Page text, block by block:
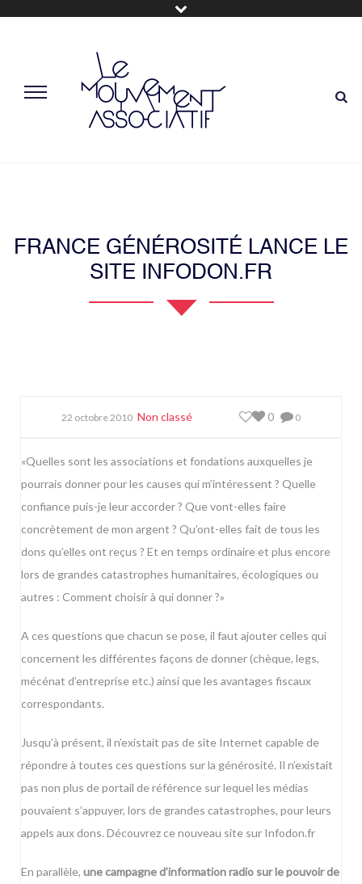
FRANCE GÉNÉROSITÉ LANCE LE
SITE INFODON.FR
22 octobre 2010 Non classé 0
0
«Quelles sont les associations et fondations auxquelles je
pourrais donner pour les causes qui m’intéressent ? Quelle
confiance puis-je leur accorder ? Que vont-elles faire
concrètement de mon argent ? Qu’ont-elles fait de tous les
dons qu’elles ont reçus ? Et en temps ordinaire et plus encore
lors de grandes catastrophes humanitaires, écologiques ou
autres : Comment choisir à qui donner ?»
A ces questions que chacun se pose, il faut ajouter celles qui
concernent les différentes façons de donner (chèque, legs,
mécénat d’entreprise etc.) ainsi que les avantages fiscaux
correspondants.
Jusqu’à présent, il n’existait pas de site Internet capable de
répondre à toutes ces questions sur la générosité. Il n’existait
pas non plus de portail de référence sur lequel les médias
pouvaient s’appuyer, lors de grandes catastrophes, pour leurs
appels aux dons. Découvrez ce nouveau site sur Infodon.fr
En parallèle, une campagne d’information radio sur le pouvoir de